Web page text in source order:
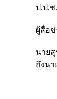
ป.ป.ช
ผู้สื่อ
นาย
ถึงน